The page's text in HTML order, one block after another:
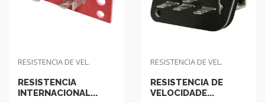
RESISTENCIA DE VEL.
RESISTENCIA
INTERNACIONAL...
RESISTENCIA DE VEL.
RESISTENCIA DE
VELOCIDADE...